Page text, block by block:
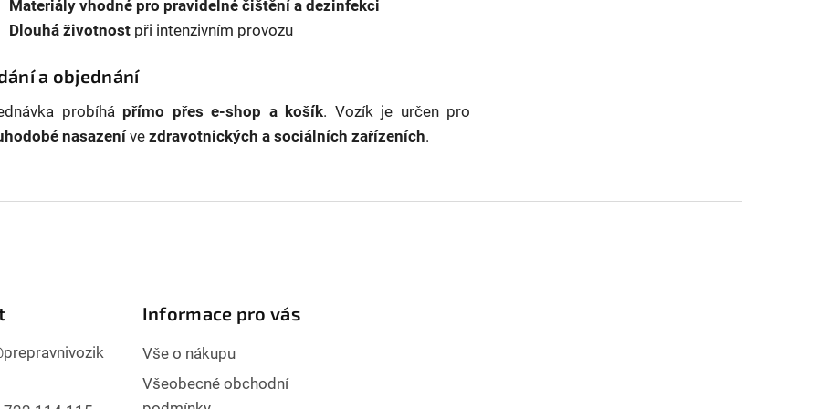
Materiály vhodné pro pravidelné čištění a dezinfekci
Dlouhá životnost při intenzivním provozu
a objednání
probíhá přímo přes e-shop a košík. Vozík je určen pro
nasazeníve zdravotnických a sociálních zařízeních.
prepravnivozik
Informace pro vás
Vše o nákupu
Všeobecné obchodní